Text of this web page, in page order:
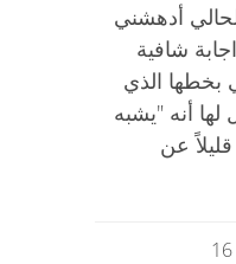
أدهشني
شافية
بخطها الذي
أنه "يشبه
عن
16